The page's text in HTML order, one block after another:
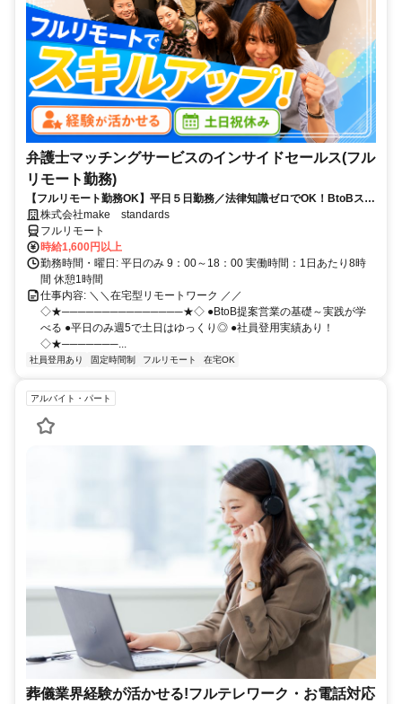
弁護士マッチングサービスのインサイドセールス(フル
リモート勤務)
【フルリモート勤務OK】平日５日勤務／法律知識ゼロでOK！BtoBスキ
ルが身につく営業職
株式会社make standards
フルリモート
時給1,600円以上
勤務時間・曜日: 平日のみ 9：00～18：00 実働時間：1日あたり8時
間 休憩1時間
仕事内容: ＼＼在宅型リモートワーク ／／
◇★───────────────★◇ ●BtoB提案営業の基礎～実践が学
べる ●平日のみ週5で土日はゆっくり◎ ●社員登用実績あり！
◇★───────...
社員登用あり 固定時間制 フルリモート 在宅OK
アルバイト・パート
葬儀業界経験が活かせる!フルテレワーク・お電話対応